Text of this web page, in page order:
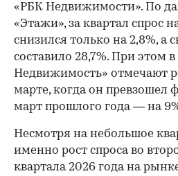
«РБК Недвижимости». По
«Этажи», за квартал спрос
снизился только на 2,8%, а
составило 28,7%. При этом
Недвижимость» отмечают
марте, когда он превзошел
март прошлого года — на
Несмотря на небольшое
именно рост спроса во
квартала 2026 года на